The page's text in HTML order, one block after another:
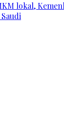
lokal,